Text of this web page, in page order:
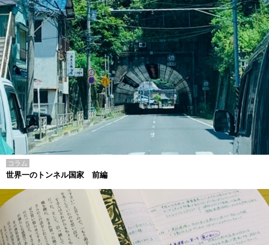
コラム
世界一のトンネル国家 前編